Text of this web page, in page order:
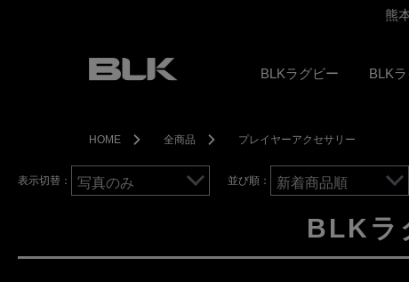
熊
BLKラグビー BLK
HOME 全商品 プレイヤーアクセサリー
表示切替： 並び順：
BLKラ